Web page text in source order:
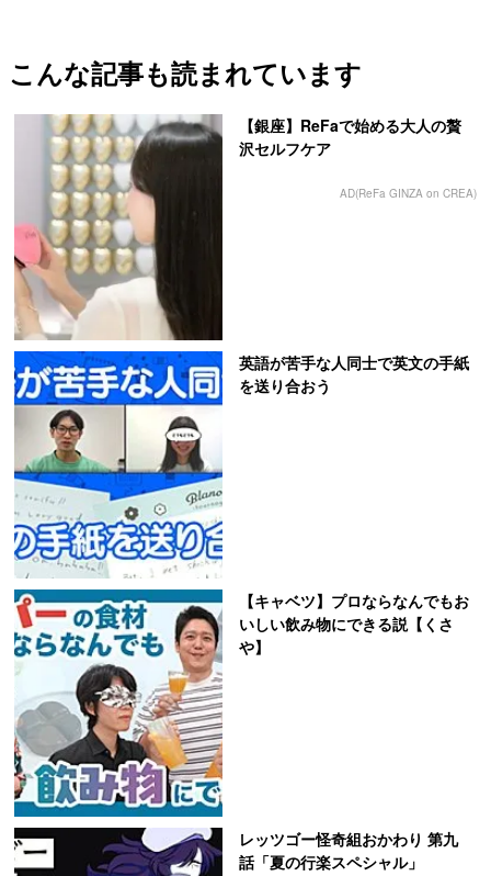
こんな記事も読まれています
【銀座】ReFaで始める大人の贅
沢セルフケア
AD(ReFa GINZA on CREA)
英語が苦手な人同士で英文の手紙
を送り合おう
【キャベツ】プロならなんでもお
いしい飲み物にできる説【くさ
や】
レッツゴー怪奇組おかわり 第九
話「夏の行楽スペシャル」